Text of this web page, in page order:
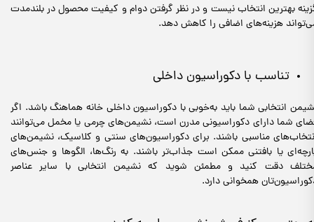
بهترین انتخاب نیست و در نظر گرفتن دوام و کیفیت محصول در بلندمدت
هزینه‌های اضافی را کاهش دهد.
تناسب با دکوراسیون داخلی
انتخابی شما باید به‌خوبی با دکوراسیون داخلی خانه هماهنگ باشد. اگر
شما دارای دکوراسیونی مدرن است، نشیمن‌های چرمی یا مخمل می‌توانند
مناسبی باشند. برای دکوراسیون‌های سنتی و کلاسیک، نشیمن‌های
یا بافتنی ممکن است جذاب‌تر باشند. به رنگ‌ها، الگوها و جنس‌های
دقت کنید و مطمئن شوید که نشیمن انتخابی با سایر عناصر
همخوانی دارد.